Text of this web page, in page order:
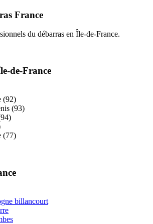
France
du débarras en Île-de-France.
de-France
(92)
(93)
94)
(77)
billancourt